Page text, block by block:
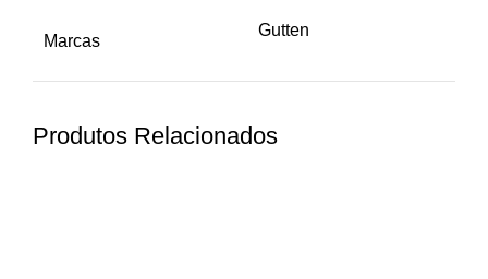
Marcas
Gutten
Produtos Relacionados